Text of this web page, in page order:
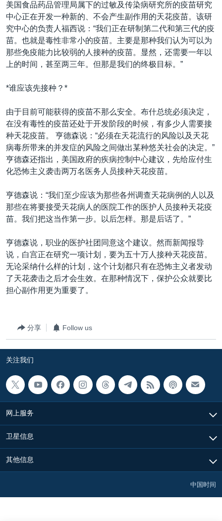
美国食品药品管理局属下的过敏及传染病研究所的疫苗研究
中心正在开发一种新的、不会产生副作用的天花疫苗。该研
究中心的负责人福西说：“我们正在研制第二代和第三代的疫
苗。也就是毒性非常小的疫苗。主要是那种我们认为可以为
那些免疫能力比较弱的人接种的疫苗。显然，还需要一年以
上的时间，甚至两三年。但那是我们的终极目标。”
*谁应该先接种？*
由于目前可能获得的疫苗不那么安全。布什总统必须决定，
在没有毒性的疫苗还处于开发阶段的时候，有多少人需要接
种天花疫苗。 亨德森说：“必须在天花流行的风险以及天花
病毒所带来的并发症的风险之间做出某种悠关社会的决定。”
亨德森还指出，美国政府的疾病控制中心建议，先给应付生
化恐怖主义袭击两万名医务人员接种天花疫苗。
亨德森说：“我们至少应该为那些各州调查天花病例的人以及
那些在将要接受天花病人的医院工作的医护人员接种天花疫
苗。我们把这当作第一步。以后怎样。那是后话了。”
亨德森说，职业的医护社团同意这个建议。然而新闻报导
说，白宫正在研究一项计划，要为五十万人接种天花疫苗。
无论采纳什么样的计划，这个计划都只有在恐怖主义者发动
了天花袭击之后才会生效。在那种情况下，保护公众就要比
担心副作用更为重要了。
分享 Follow us
关注我们
网上服务
卫星信息
其他信息
中国时间